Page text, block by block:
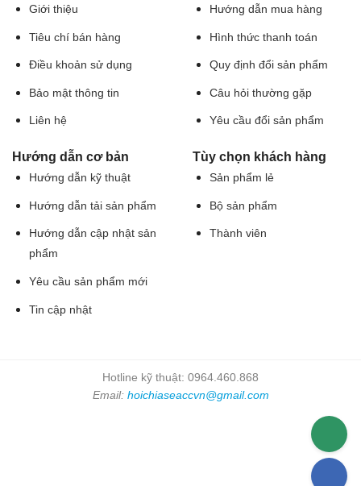
Giới thiệu
Tiêu chí bán hàng
Điều khoản sử dụng
Bảo mật thông tin
Liên hệ
Hướng dẫn mua hàng
Hình thức thanh toán
Quy định đổi sản phẩm
Câu hỏi thường gặp
Yêu cầu đổi sản phẩm
Hướng dẫn cơ bản
Hướng dẫn kỹ thuật
Hướng dẫn tải sản phẩm
Hướng dẫn cập nhật sản
phẩm
Yêu cầu sản phẩm mới
Tin cập nhật
Tùy chọn khách hàng
Sản phẩm lẻ
Bộ sản phẩm
Thành viên
Hotline kỹ thuật: 0964.460.868
Email: hoichiaseaccvn@gmail.com